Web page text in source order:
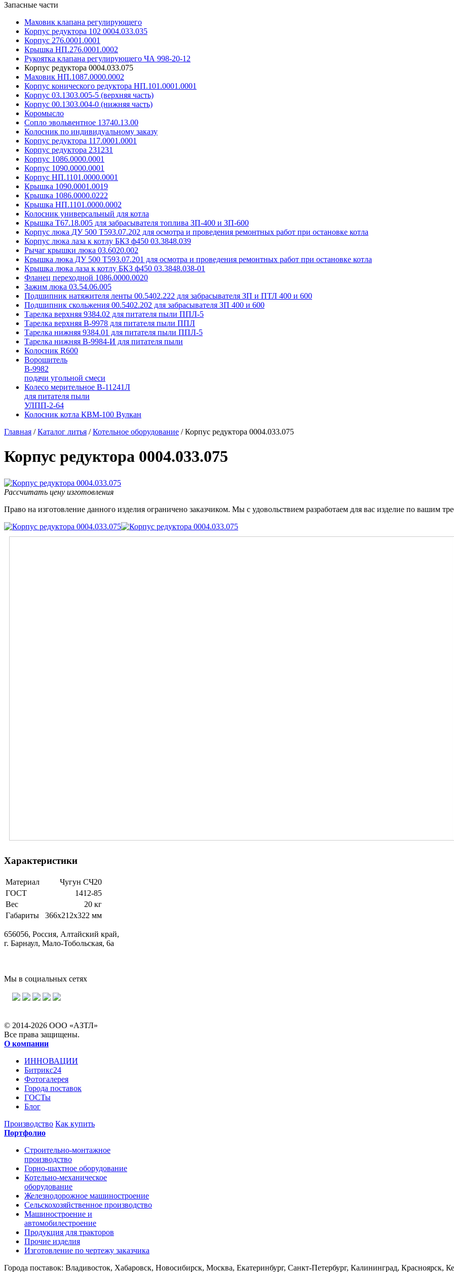
Запасные части
Маховик клапана регулирующего
Корпус редуктора 102 0004.033.035
Корпус 276.0001.0001
Крышка НП.276.0001.0002
Рукоятка клапана регулирующего ЧА 998-20-12
Корпус редуктора 0004.033.075
Маховик НП.1087.0000.0002
Корпус конического редуктора НП.101.0001.0001
Корпус 03.1303.005-5 (верхняя часть)
Корпус 00.1303.004-0 (нижняя часть)
Коромысло
Сопло эвольвентное 13740.13.00
Колосник по индивидуальному заказу
Корпус редуктора 117.0001.0001
Корпус редуктора 231231
Корпус 1086.0000.0001
Корпус 1090.0000.0001
Корпус НП.1101.0000.0001
Крышка 1090.0001.0019
Крышка 1086.0000.0222
Крышка НП.1101.0000.0002
Колосник универсальный для котла
Крышка Т67.18.005 для забрасывателя топлива ЗП-400 и ЗП-600
Корпус люка ДУ 500 Т593.07.202 для осмотра и проведения ремонтных работ при остановке котла
Корпус люка лаза к котлу БКЗ ф450 03.3848.039
Рычаг крышки люка 03.6020.002
Крышка люка ДУ 500 Т593.07.201 для осмотра и проведения ремонтных работ при остановке котла
Крышка люка лаза к котлу БКЗ ф450 03.3848.038-01
Фланец переходной 1086.0000.0020
Зажим люка 03.54.06.005
Подшипник натяжителя ленты 00.5402.222 для забрасывателя ЗП и ПТЛ 400 и 600
Подшипник скольжения 00.5402.202 для забрасывателя ЗП 400 и 600
Тарелка верхняя 9384.02 для питателя пыли ППЛ-5
Тарелка верхняя В-9978 для питателя пыли ППЛ
Тарелка нижняя 9384.01 для питателя пыли ППЛ-5
Тарелка нижняя В-9984-И для питателя пыли
Колосник R600
Ворошитель
В-9982
подачи угольной смеси
Колесо мерительное В-11241Л
для питателя пыли
УЛПП-2-64
Колосник котла КВМ-100 Вулкан
Главная /Каталог литья /Котельное оборудование /Корпус редуктора 0004.033.075
Корпус редуктора 0004.033.075
Рассчитать цену изготовления
Право на изготовление данного изделия ограничено заказчиком. Мы с удовольствием разработаем для вас изделие по вашим
Характеристики
Материал
Чугун СЧ20
ГОСТ
1412-85
Вес
20 кг
Габариты
366x212x322 мм
656056, Россия, Алтайский край,
г. Барнаул, Мало-Тобольская, 6а
Мы в социальных сетях
© 2014-2026 ООО «АЗТЛ»
Все права защищены.
О компании
ИННОВАЦИИ
Битрикс24
Фотогалерея
Города поставок
ГОСТы
Блог
Производство Как купить
Портфолио
Строительно-монтажное
производство
Горно-шахтное оборудование
Котельно-механическое
оборудование
Железнодорожное машиностроение
Сельскохозяйственное производство
Машиностроение и
автомобилестроение
Продукция для тракторов
Прочие изделия
Изготовление по чертежу заказчика
Города поставок: Владивосток, Хабаровск, Новосибирск, Москва, Екатеринбург, Санкт-Петербург, Калининград, Красноярск,